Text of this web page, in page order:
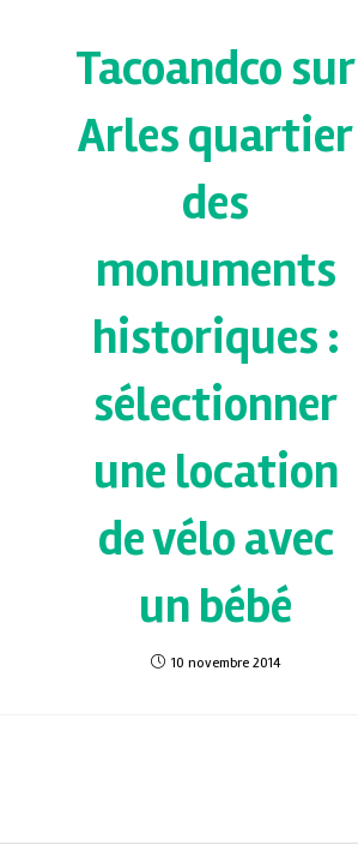
Tacoandco sur
Arles quartier
des
monuments
historiques :
sélectionner
une location
de vélo avec
un bébé
10 novembre 2014